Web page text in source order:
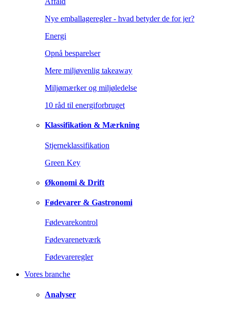
Nye emballageregler - hvad betyder de for jer?
Energi
Opnå besparelser
Mere miljøvenlig takeaway
Miljømærker og miljøledelse
10 råd til energiforbruget
Klassifikation & Mærkning
Stjerneklassifikation
Green Key
Økonomi & Drift
Fødevarer & Gastronomi
Fødevarekontrol
Fødevarenetværk
Fødevareregler
Vores branche
Analyser